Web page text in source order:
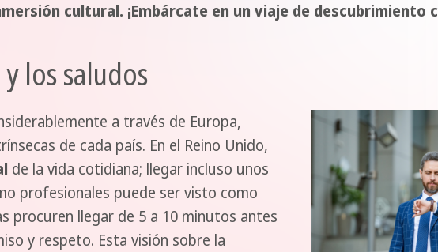
cultural. ¡Embárcate en un viaje de descubrimiento
los saludos
a través de Europa,
de cada país. En el Reino Unido,
de la vida cotidiana; llegar incluso unos
profesionales puede ser visto como
procuren llegar de 5 a 10 minutos antes
y respeto. Esta visión sobre la